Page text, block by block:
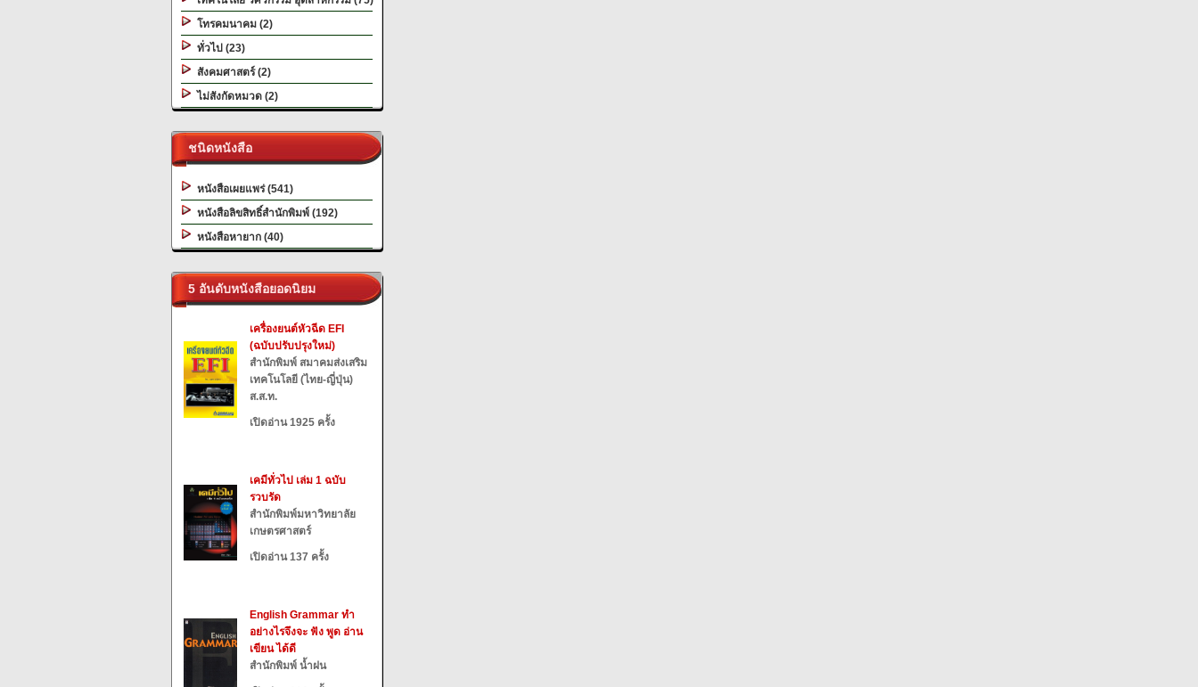
โทรคมนาคม (2)
ทั่วไป (23)
สังคมศาสตร์ (2)
ไม่สังกัดหมวด (2)
ชนิดหนังสือ
หนังสือเผยแพร่ (541)
หนังสือลิขสิทธิ์สำนักพิมพ์ (192)
หนังสือหายาก (40)
5 อันดับหนังสือยอดนิยม
เครื่องยนต์หัวฉีด EFI
(ฉบับปรับปรุงใหม่)
สำนักพิมพ์ สมาคมส่งเสริม
เทคโนโลยี (ไทย-ญี่ปุ่น)
ส.ส.ท.
เปิดอ่าน 1925 ครั้ง
เคมีทั่วไป เล่ม 1 ฉบับ
รวบรัด
สำนักพิมพ์มหาวิทยาลัย
เกษตรศาสตร์
เปิดอ่าน 137 ครั้ง
English Grammar ทำ
อย่างไรจึงจะ ฟัง พูด อ่าน
เขียน ได้ดี
สำนักพิมพ์ น้ำฝน